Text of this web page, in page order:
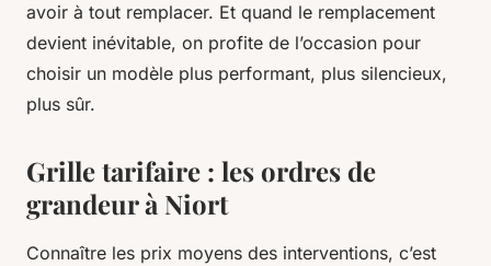
avoir à tout remplacer. Et quand le remplacement
devient inévitable, on profite de l’occasion pour
choisir un modèle plus performant, plus silencieux,
plus sûr.
Grille tarifaire : les ordres de
grandeur à Niort
Connaître les prix moyens des interventions, c’est